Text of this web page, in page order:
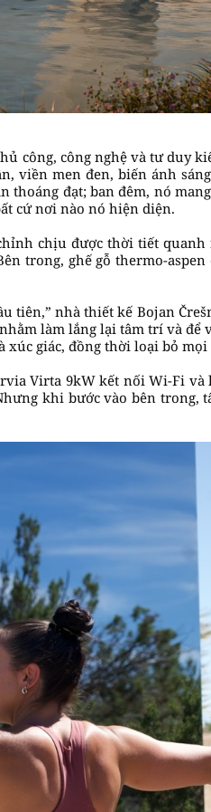
công, công nghệ và tư duy
viền men đen, biến ánh
đạt; ban đêm, nó
cứ nơi nào nó hiện diện.
chịu được thời tiết
trong, ghế gỗ thermo-
tiên,” nhà thiết kế Bojan
làm lắng lại tâm trí và để
giác, đồng thời loại bỏ
Virta 9kW kết nối Wi-Fi
khi bước vào bên trong,